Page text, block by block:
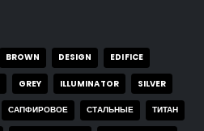
BROWN DESIGN EDIFICE
GREY ILLUMINATOR SILVER
САПФИРОВОЕ СТАЛЬНЫЕ ТИТАН